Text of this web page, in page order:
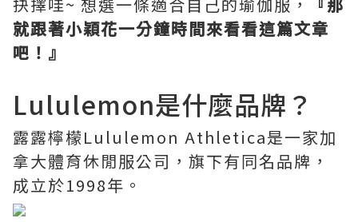
就跟著小穎花一分鐘時間來看看這篇文章
吧！』
Lululemon是什麼品牌？
露露檸檬Lululemon Athletica是一家加
拿大體育休閒服公司，旗下有同名品牌，
成立於1998年。